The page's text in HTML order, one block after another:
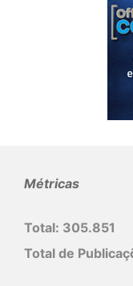
Métricas
Total: 305.851
Total de